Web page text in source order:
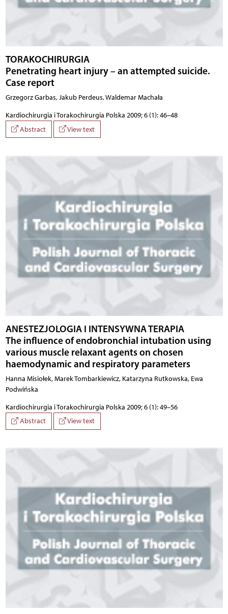
TORAKOCHIRURGIA
Penetrating heart injury – an attempted suicide.
Case report
Grzegorz Garbas, Jakub Perdeus, Waldemar Machała
Kardiochirurgia i Torakochirurgia Polska 2009; 6 (1): 46–48
Abstract
View text
ANESTEZJOLOGIA I INTENSYWNA TERAPIA
The influence of endobronchial intubation using
various muscle relaxant agents on chosen
haemodynamic and respiratory parameters
Hanna Misiołek, Marek Tombarkiewicz, Katarzyna Rutkowska, Ewa
Podwińska
Kardiochirurgia i Torakochirurgia Polska 2009; 6 (1): 49–56
Abstract
View text